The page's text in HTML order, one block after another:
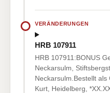
VERÄNDERUNGEN
HRB 107911
HRB 107911:BONUS
Neckarsulm,
Neckarsulm.Bestellt als
Kurt, Heidelberg,